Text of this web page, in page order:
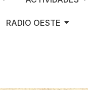
RADIO OESTE